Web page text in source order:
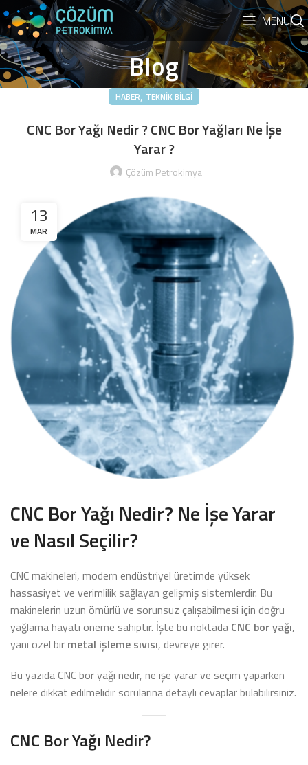
MENU
Blog
HABER, TEKNIK BILGI
CNC Bor Yağı Nedir ? CNC Bor Yağları Ne İşe
Yarar ?
Çözüm Petrokimya
13
MAR
CNC Bor Yağı Nedir? Ne İşe Yarar
ve Nasıl Seçilir?
CNC makineleri, modern endüstriyel üretimde yüksek
hassasiyet ve verimlilik sağlayan gelişmiş sistemlerdir. Bu
makinelerin uzun ömürlü ve sorunsuz çalışabilmesi için doğru
yağlama hayati öneme sahiptir. İşte bu noktada CNC bor yağı,
yani özel bir metal işleme sıvısı, devreye girer.
Bu yazıda CNC bor yağı nedir, ne işe yarar ve seçim yaparken
nelere dikkat edilmelidir sorularına detaylı cevaplar bulabilirsiniz.
CNC Bor Yağı Nedir?